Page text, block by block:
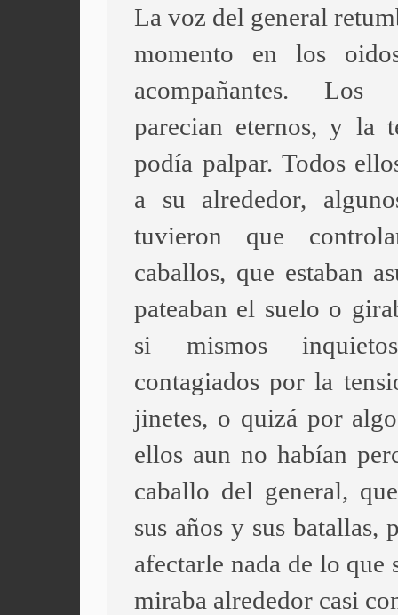
La voz del general
momento en los
acompañantes. Los
parecian eternos, y la
podía palpar. Todos
a su alrededor,
tuvieron que
caballos, que estaban
pateaban el suelo o
si mismos
contagiados por la
jinetes, o quizá por
ellos aun no habían
caballo del general,
sus años y sus batallas,
afectarle nada de lo que
miraba alrededor casi